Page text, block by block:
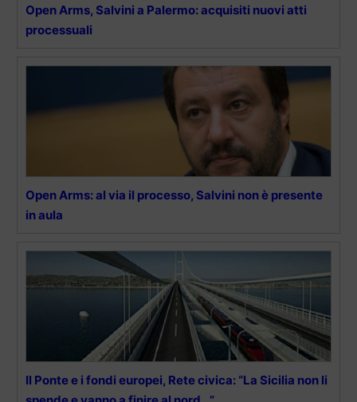
Open Arms, Salvini a Palermo: acquisiti nuovi atti
processuali
Open Arms: al via il processo, Salvini non è presente
in aula
Il Ponte e i fondi europei, Rete civica: “La Sicilia non li